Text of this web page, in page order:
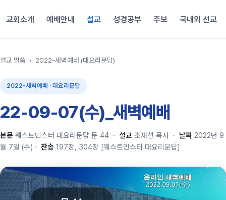
교회소개 예배안내 설교 성경공부 주보 국내외 선교
설교 말씀 › 2022-새벽예배 (대요리문답)
2022-새벽예배 · 대요리문답
22-09-07(수)_새벽예배
본문 웨스트민스터 대요리문답 문 44 · 설교 조재선 목사 · 날짜 2022년 9
월 7일 (수) · 찬송 197장, 304장 [웨스트민스터 대요리문답]